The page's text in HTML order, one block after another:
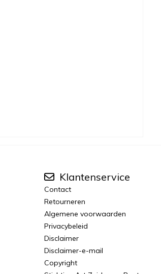
Klantenservice
Contact
Retourneren
Algemene voorwaarden
Privacybeleid
Disclaimer
Disclaimer-e-mail
Copyright